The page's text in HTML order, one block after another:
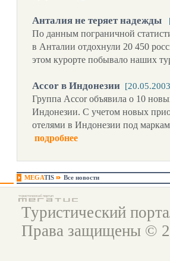
Анталия не теряет надежды
По данным пограничной
в Анталии отдохнули 20 450
этом курорте побывало наших
Accor в Индонезии
Группа Accor объявила о 10
Индонезии. С учетом новых
отелями в Индонезии под
подробнее
MEGATIS Все новости
Туристический
Права защищены ©